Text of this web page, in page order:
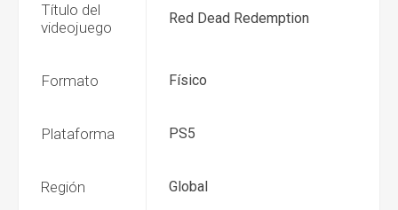
Título del
videojuego
Red Dead Redemption
Formato Físico
Plataforma PS5
Región Global